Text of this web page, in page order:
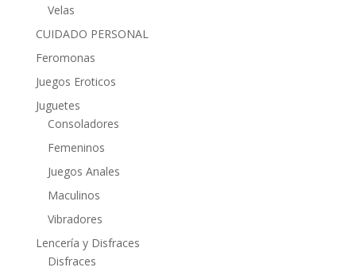
Velas
CUIDADO PERSONAL
Feromonas
Juegos Eroticos
Juguetes
Consoladores
Femeninos
Juegos Anales
Maculinos
Vibradores
Lencería y Disfraces
Disfraces